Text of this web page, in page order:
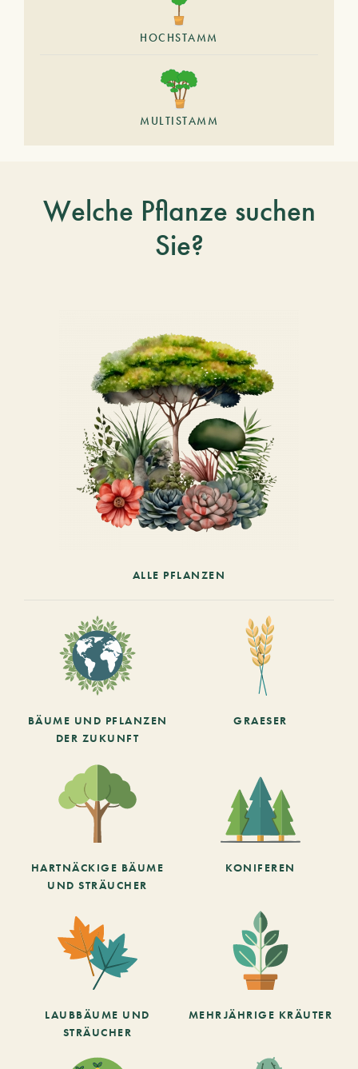
HOCHSTAMM
MULTISTAMM
Welche Pflanze suchen
Sie?
ALLE PFLANZEN
BÄUME UND PFLANZEN
DER ZUKUNFT
GRAESER
HARTNÄCKIGE BÄUME
UND STRÄUCHER
KONIFEREN
LAUBBÄUME UND
STRÄUCHER
MEHRJÄHRIGE KRÄUTER